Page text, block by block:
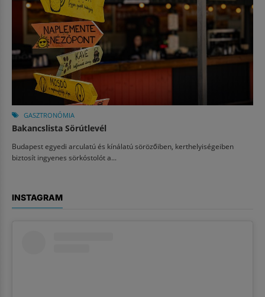
GASZTRONÓMIA
Bakancslista Sörútlevél
Budapest egyedi arculatú és kínálatú sörözőiben, kerthelyiségeiben
biztosít ingyenes sörkóstolót a...
INSTAGRAM